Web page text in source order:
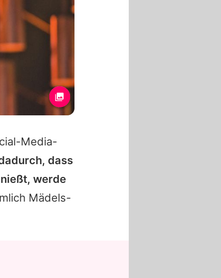
Media-
dass
werde
Mädels-